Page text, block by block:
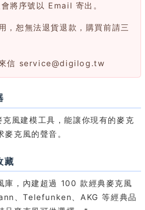
將序號以 Email 寄出。
，恕無法退貨退款，購買前請三
信 service@digilog.tw
風建模工具，能讓你現有的麥克
克風的聲音。
藏
庫，內建超過 100 款經典麥克風
、Telefunken、AKG 等經典品